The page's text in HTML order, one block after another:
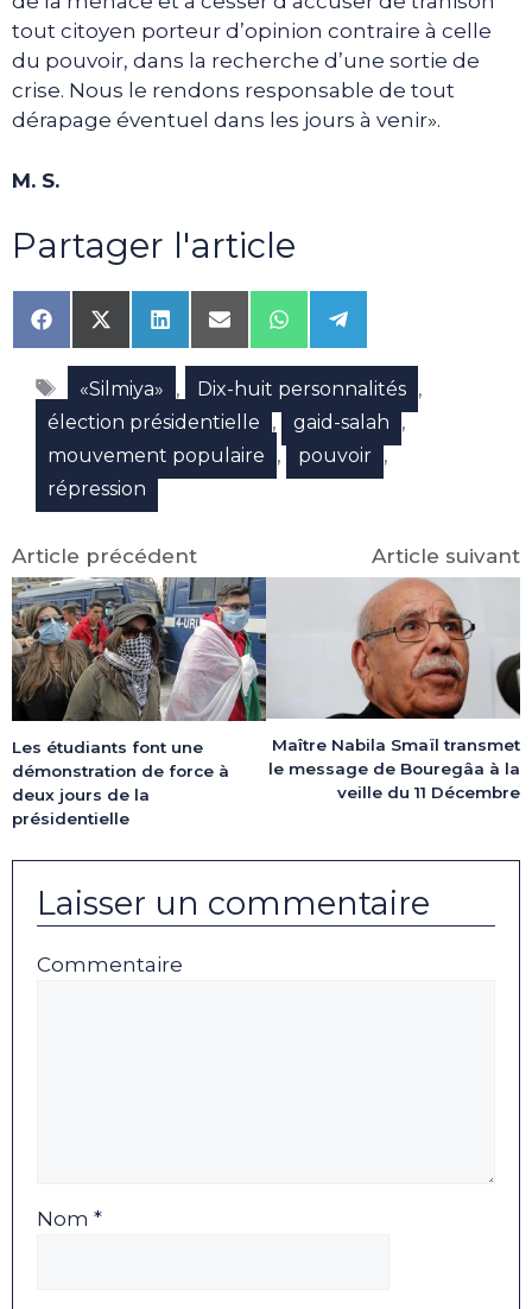
tout citoyen porteur d’opinion contraire à celle
du pouvoir, dans la recherche d’une sortie de
crise. Nous le rendons responsable de tout
dérapage éventuel dans les jours à venir».
M. S.
Partager l'article
Share
on
Facebook
Share
on
X
(Twitter)
Share
on
LinkedIn
Share
on
Email
Share
on
WhatsApp
Share
on
Telegram
Étiquettes
«Silmiya» , Dix-huit personnalités ,
élection présidentielle , gaid-salah ,
mouvement populaire , pouvoir ,
répression
Article précédent
Les étudiants font une
démonstration de force à
deux jours de la
présidentielle
Article suivant
Maître Nabila Smaïl transmet
le message de Bouregâa à la
veille du 11 Décembre
Laisser un commentaire
Commentaire
Nom *